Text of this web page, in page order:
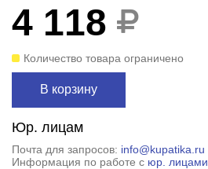
4 118
Количество товара ограничено
В корзину
Юр. лицам
Почта для запросов: info@kupatika.ru
Информация по работе с юр. лицами